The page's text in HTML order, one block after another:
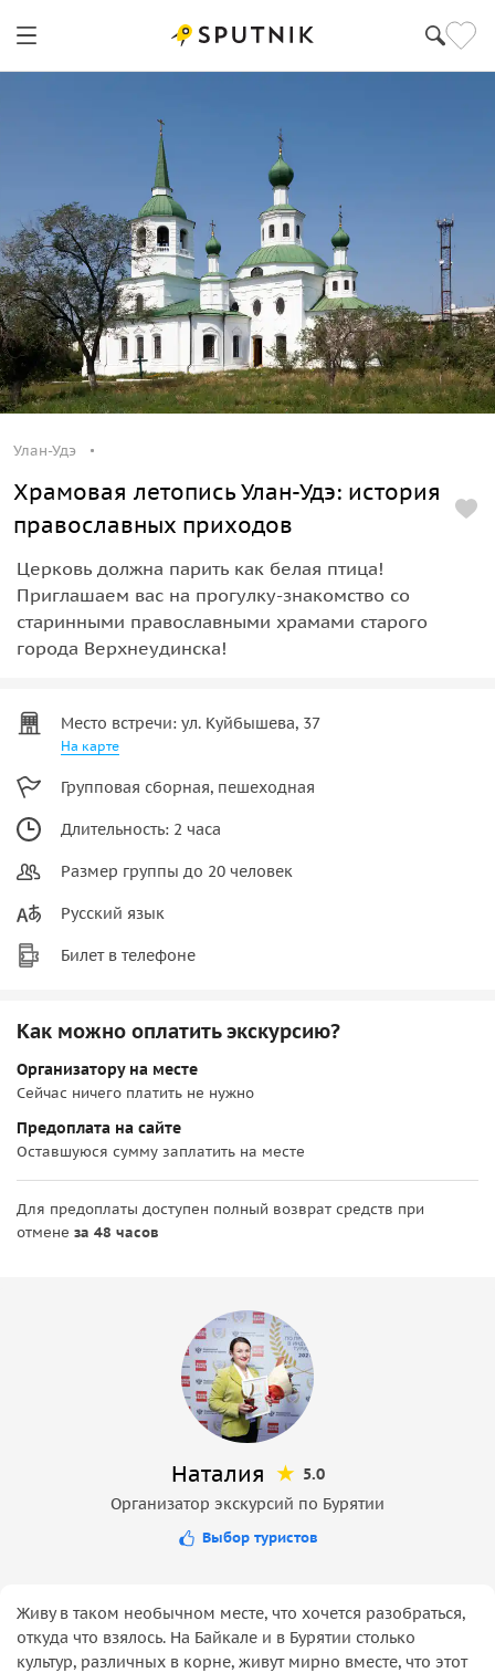
Улан-Удэ
Храмовая летопись Улан-Удэ: история
православных приходов
Церковь должна парить как белая птица!
Приглашаем вас на прогулку-знакомство со
старинными православными храмами старого
города Верхнеудинска!
Место встречи: ул. Куйбышева, 37
На карте
Групповая сборная, пешеходная
Длительность: 2 часа
Размер группы до 20 человек
Русский язык
Билет в телефоне
Как можно оплатить экскурсию?
Организатору на месте
Сейчас ничего платить не нужно
Предоплата на сайте
Оставшуюся сумму заплатить на месте
Для предоплаты доступен полный возврат средств при
отмене за 48 часов
Наталия
5.0
Организатор экскурсий по Бурятии
Выбор туристов
Живу в таком необычном месте, что хочется разобраться,
откуда что взялось. На Байкале и в Бурятии столько
культур, различных в корне, живут мирно вместе, что этот